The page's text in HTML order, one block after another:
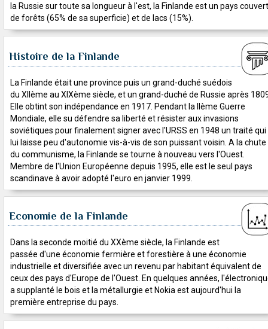
la Russie sur toute sa longueur à l'est, la Finlande est un pays couvert
de forêts (65% de sa superficie) et de lacs (15%).
Histoire de la Finlande
La Finlande était une province puis un grand-duché suédois
du XIIème au XIXème siècle, et un grand-duché de Russie après
Elle obtint son indépendance en 1917. Pendant la IIème Guerre
Mondiale, elle su défendre sa liberté et résister aux invasions
soviétiques pour finalement signer avec l'URSS en 1948 un traité qui
lui laisse peu d'autonomie vis-à-vis de son puissant voisin. A la chute
du communisme, la Finlande se tourne à nouveau vers l'Ouest.
Membre de l'Union Européenne depuis 1995, elle est le seul pays
scandinave à avoir adopté l'euro en janvier 1999.
Economie de la Finlande
Dans la seconde moitié du XXème siècle, la Finlande est
passée d'une économie fermière et forestière à une économie
industrielle et diversifiée avec un revenu par habitant équivalent de
ceux des pays d'Europe de l'Ouest. En quelques années,
a supplanté le bois et la métallurgie et Nokia est aujourd'hui la
première entreprise du pays.